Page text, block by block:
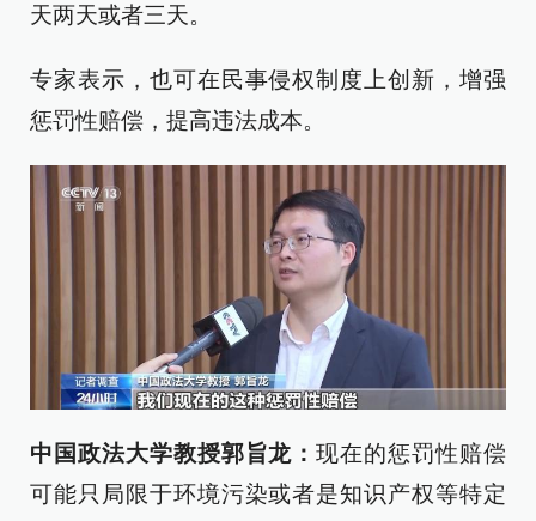
天两天或者三天。
专家表示，也可在民事侵权制度上创新，增强
惩罚性赔偿，提高违法成本。
中国政法大学教授郭旨龙：现在的惩罚性赔偿
可能只局限于环境污染或者是知识产权等特定